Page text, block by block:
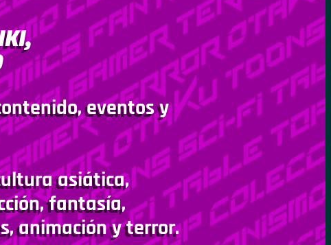
eventos y
asiática,
fantasía,
animación y terror.